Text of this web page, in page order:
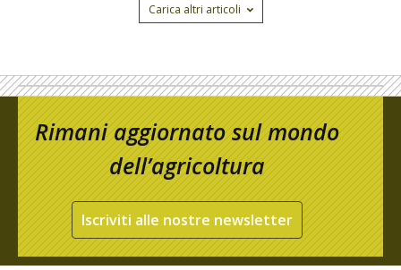
Carica altri articoli
Rimani aggiornato sul mondo
dell’agricoltura
Iscriviti alle nostre newsletter